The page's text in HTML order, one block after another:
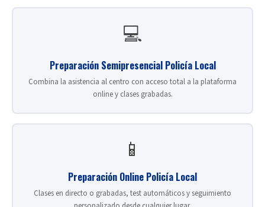
💻
Preparación Semipresencial Policía Local
Combina la asistencia al centro con acceso total a la plataforma
online y clases grabadas.
📱
Preparación Online Policía Local
Clases en directo o grabadas, test automáticos y seguimiento